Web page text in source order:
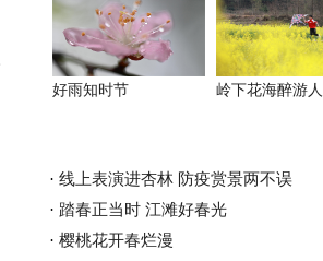
好雨知时节 岭下花海醉游人
· 线上表演进杏林 防疫赏景两不误
· 踏春正当时 江滩好春光
· 樱桃花开春烂漫